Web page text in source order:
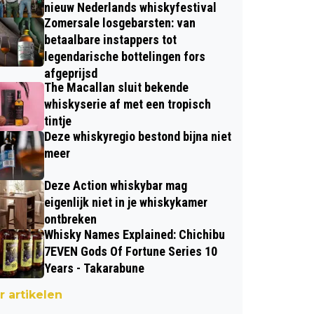
nieuw Nederlands whiskyfestival
Zomersale losgebarsten: van
betaalbare instappers tot
legendarische bottelingen fors
afgeprijsd
The Macallan sluit bekende
whiskyserie af met een tropisch
tintje
Deze whiskyregio bestond bijna niet
meer
Deze Action whiskybar mag
eigenlijk niet in je whiskykamer
ontbreken
Whisky Names Explained: Chichibu
7EVEN Gods Of Fortune Series 10
Years - Takarabune
artikelen